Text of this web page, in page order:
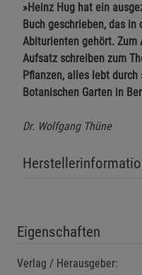
»Heinz Hug hat ein
Buch geschrieben, das
Abiturienten gehört. Zum
Aufsatz schreiben zum
Pflanzen, alles lebt durch
Botanischen Garten in
Dr. Wolfgang Thüne
Eigenschaften
Verlag / Herausgeber:
Funktionale
Beschreibung Funktionale
Cookie-
Beschreibung Statistik
Cookie-